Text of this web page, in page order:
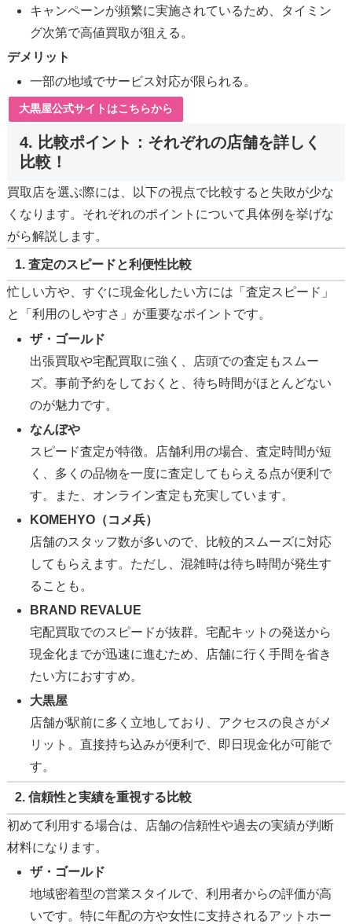
キャンペーンが頻繁に実施されているため、タイミン
グ次第で高値買取が狙える。
デメリット
一部の地域でサービス対応が限られる。
大黒屋公式サイトはこちらから
4. 比較ポイント：それぞれの店舗を詳しく
比較！
買取店を選ぶ際には、以下の視点で比較すると失敗が少な
くなります。それぞれのポイントについて具体例を挙げな
がら解説します。
1. 査定のスピードと利便性比較
忙しい方や、すぐに現金化したい方には「査定スピード」
と「利用のしやすさ」が重要なポイントです。
ザ・ゴールド
出張買取や宅配買取に強く、店頭での査定もスムー
ズ。事前予約をしておくと、待ち時間がほとんどない
のが魅力です。
なんぼや
スピード査定が特徴。店舗利用の場合、査定時間が短
く、多くの品物を一度に査定してもらえる点が便利で
す。また、オンライン査定も充実しています。
KOMEHYO（コメ兵）
店舗のスタッフ数が多いので、比較的スムーズに対応
してもらえます。ただし、混雑時は待ち時間が発生す
ることも。
BRAND REVALUE
宅配買取でのスピードが抜群。宅配キットの発送から
現金化までが迅速に進むため、店舗に行く手間を省き
たい方におすすめ。
大黒屋
店舗が駅前に多く立地しており、アクセスの良さがメ
リット。直接持ち込みが便利で、即日現金化が可能で
す。
2. 信頼性と実績を重視する比較
初めて利用する場合は、店舗の信頼性や過去の実績が判断
材料になります。
ザ・ゴールド
地域密着型の営業スタイルで、利用者からの評価が高
いです。特に年配の方や女性に支持されるアットホー